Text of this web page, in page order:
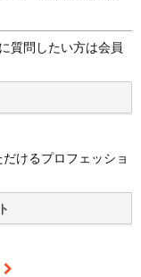
問したい方は会員
けるプロフェッショ